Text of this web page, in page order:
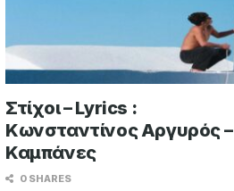
Στίχοι – Lyrics :
Κωνσταντίνος Αργυρός –
Καμπάνες
0 SHARES